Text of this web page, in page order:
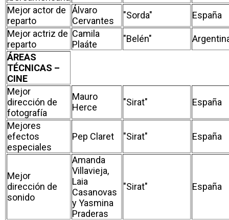
Mejor actor de
reparto
Álvaro
Cervantes
"Sorda"
España
Mejor actriz de
reparto
Camila
Plaáte
"Belén"
ÁREAS
TÉCNICAS –
CINE
Mejor
dirección de
fotografía
Mauro
Herce
"Sirat" España
Mejores
efectos
especiales
Pep Claret "Sirat" España
Mejor
dirección de
sonido
Amanda
Villavieja,
Laia
Casanovas
y Yasmina
Praderas
"Sirat" España